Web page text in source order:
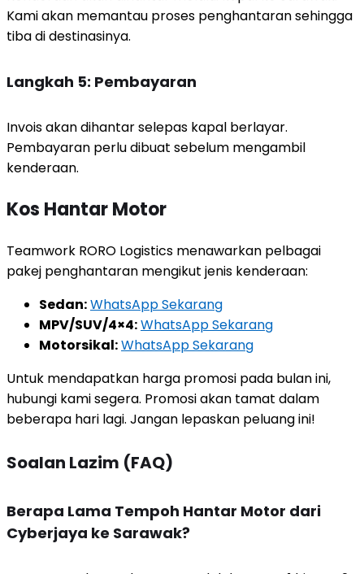
Kami akan memantau proses penghantaran sehingga
tiba di destinasinya.
Langkah 5: Pembayaran
Invois akan dihantar selepas kapal berlayar.
Pembayaran perlu dibuat sebelum mengambil
kenderaan.
Kos Hantar Motor
Teamwork RORO Logistics menawarkan pelbagai
pakej penghantaran mengikut jenis kenderaan:
Sedan:WhatsApp Sekarang
MPV/SUV/4×4:WhatsApp Sekarang
Motorsikal:WhatsApp Sekarang
Untuk mendapatkan harga promosi pada bulan ini,
hubungi kami segera. Promosi akan tamat dalam
beberapa hari lagi. Jangan lepaskan peluang ini!
Soalan Lazim (FAQ)
Berapa Lama Tempoh Hantar Motor dari
Cyberjaya ke Sarawak?